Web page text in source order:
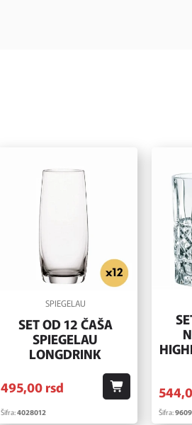
SPIEGELAU
SET OD 12 ČAŠA
SPIEGELAU
LONGDRINK
495,00rsd
Šifra:4028012
544,
Šifra: